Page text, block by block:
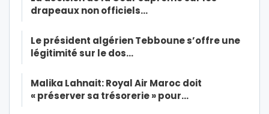
drapeaux non officiels…
Le président algérien Tebboune s’offre une
légitimité sur le dos…
Malika Lahnait: Royal Air Maroc doit
« préserver sa trésorerie » pour…